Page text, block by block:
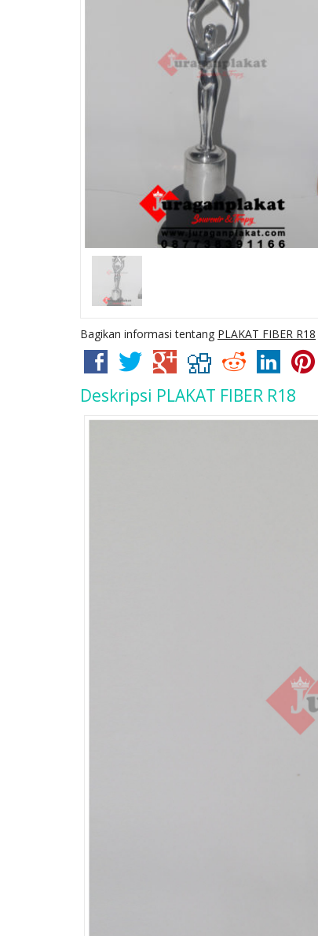
Bagikan informasi tentang PLAKAT FIBER R18
Deskripsi PLAKAT FIBER R18
PLAKAT FIBER R59
Ready Stock